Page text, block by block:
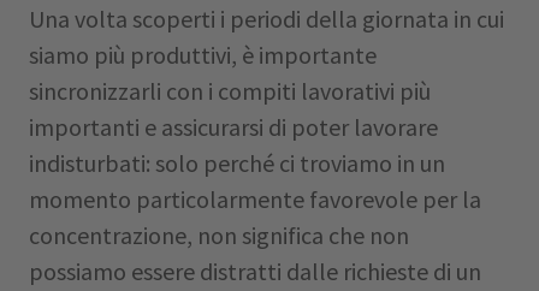
Una volta scoperti i periodi della giornata in cui
siamo più produttivi, è importante
sincronizzarli con i compiti lavorativi più
importanti e assicurarsi di poter lavorare
indisturbati: solo perché ci troviamo in un
momento particolarmente favorevole per la
concentrazione, non significa che non
possiamo essere distratti dalle richieste di un